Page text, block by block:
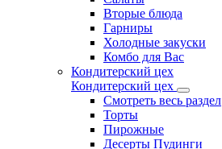
Вторые блюда
Гарниры
Холодные закуски
Комбо для Вас
Кондитерский цех
Кондитерский цех
Смотреть весь раздел
Торты
Пирожные
Десерты Пудинги